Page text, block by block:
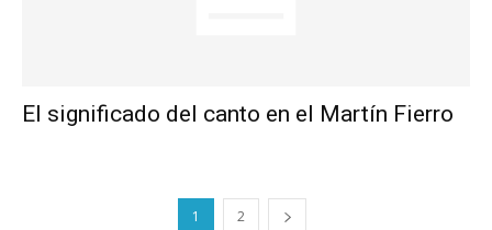
El significado del canto en el Martín Fierro
1 2